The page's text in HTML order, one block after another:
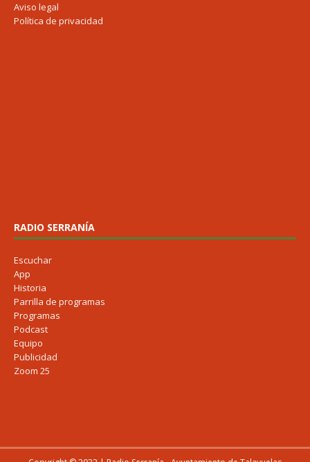
Aviso legal
Política de privacidad
RADIO SERRANÍA
Escuchar
App
Historia
Parrilla de programas
Programas
Podcast
Equipo
Publicidad
Zoom 25